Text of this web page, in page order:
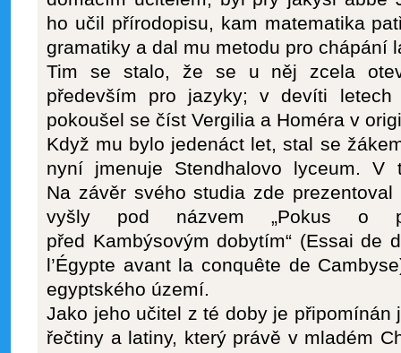
ho učil přírodopisu, kam matematika
gramatiky a dal mu metodu pro chápání
Tim se stalo, že se u něj zcela
především pro jazyky; v devíti
pokoušel se číst Vergilia a Homéra v
Když mu bylo jedenáct let, stal se
nyní jmenuje Stendhalovo lyceum.
Na závěr svého studia zde
vyšly pod názvem „Pokus o
před Kambýsovým dobytím“ (Essai de
l’Égypte avant la conquête de
egyptského území.
Jako jeho učitel z té doby je připomínán
řečtiny a latiny, který právě v mladém